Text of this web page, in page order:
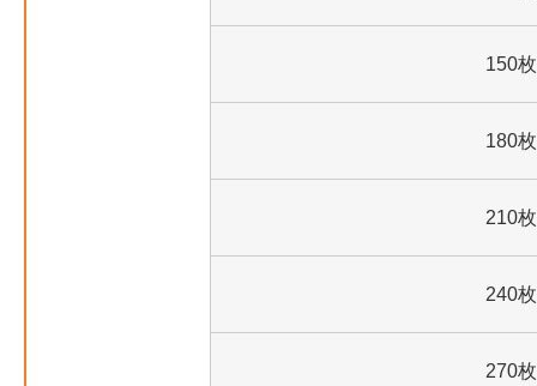
150枚
180枚
210枚
240枚
270枚